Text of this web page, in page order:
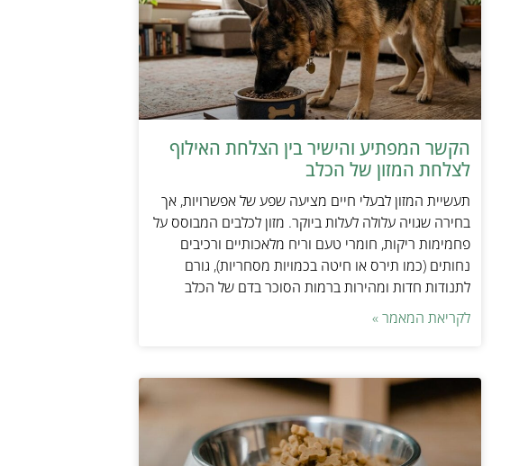
הקשר המפתיע והישיר בין הצלחת האילוף
לצלחת המזון של הכלב
תעשיית המזון לבעלי חיים מציעה שפע של אפשרויות, אך
בחירה שגויה עלולה לעלות ביוקר. מזון לכלבים המבוסס על
פחמימות ריקות, חומרי טעם וריח מלאכותיים ורכיבים
נחותים (כמו תירס או חיטה בכמויות מסחריות), גורם
לתנודות חדות ומהירות ברמות הסוכר בדם של הכלב
לקריאת המאמר »